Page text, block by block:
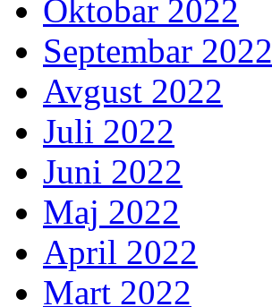
Oktobar 2022
Septembar 2022
Avgust 2022
Juli 2022
Juni 2022
Maj 2022
April 2022
Mart 2022